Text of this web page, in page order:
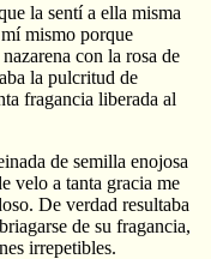
la sentí a ella misma
mismo porque
con la rosa de
la pulcritud de
fragancia liberada al
de semilla enojosa
velo a tanta gracia me
De verdad resultaba
de su fragancia,
irrepetibles.